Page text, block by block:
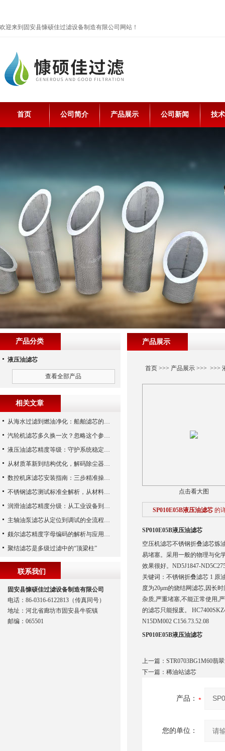
欢迎来到固安县慷硕佳过滤设备制造有限公司网站！
首页 公司简介 产品展示 公司新闻 技
产品展示
首页>>> 产品展示>>> >>>
点击看大图
SP010E05B液压油滤芯 的
SP010E05B液压油滤芯
空压机滤芯不锈钢折叠滤芯炼
易堵塞。采用一般的物理与化
效果很好。ND5J1847-
关键词：不锈钢折叠滤芯 1 原
度为20μm的烧结网滤芯,因长
杂质,严重堵塞,不能正常使用,
的滤芯只能报废。
N15DM002 C156.73.52.08
SP010E05B液压油滤芯
上一篇： STR0703BG1M60翡
下一篇： 稀油站滤芯
产品：
您的单位：
产品分类
液压油滤芯
查看全部产品
相关文章
从海水过滤到燃油净化：船舶滤芯的多场景应用解析
汽轮机滤芯多久换一次？忽略这个参数，机组非停损失可能上百万！
液压油滤芯精度等级：守护系统稳定与寿命的“微米标尺”
从材质革新到结构优化，解码除尘器滤芯性能跃升的核心逻辑
数控机床滤芯安装指南：三步精准操作，杜绝设备“亚健康”
不锈钢滤芯测试标准全解析，从材料性能到应用场景的严苛验证
润滑油滤芯精度分级：从工业设备到精密系统的过滤密码
主轴油泵滤芯从定位到调试的全流程解析
颇尔滤芯精度字母编码的解析与应用指南
聚结滤芯是多级过滤中的“顶梁柱”
联系我们
固安县慷硕佳过滤设备制造有限公司
电话：86-0316-6122813（传真同号）
地址：河北省廊坊市固安县牛驼镇
邮编：065501